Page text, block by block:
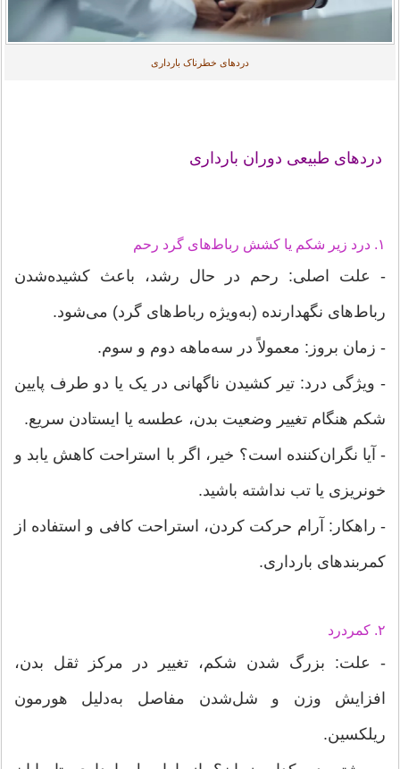
دردهای خطرناک بارداری
دردهای طبیعی دوران بارداری
۱. درد زیر شکم یا کشش رباط‌های گرد رحم
- علت اصلی: رحم در حال رشد، باعث کشیده‌شدن
رباط‌های نگهدارنده (به‌ویژه رباط‌های گرد) می‌شود.
- زمان بروز: معمولاً در سه‌ماهه دوم و سوم.
- ویژگی درد: تیر کشیدن ناگهانی در یک یا دو طرف پایین
شکم هنگام تغییر وضعیت بدن، عطسه یا ایستادن سریع.
- آیا نگران‌کننده است؟ خیر، اگر با استراحت کاهش یابد و
خونریزی یا تب نداشته باشید.
- راهکار: آرام حرکت کردن، استراحت کافی و استفاده از
کمربندهای بارداری.
۲. کمردرد
- علت: بزرگ شدن شکم، تغییر در مرکز ثقل بدن،
افزایش وزن و شل‌شدن مفاصل به‌دلیل هورمون
ریلکسین.